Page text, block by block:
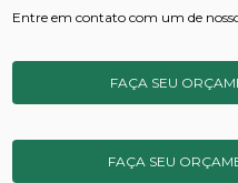
Entre em contato com um de
FAÇA SEU
FAÇA SEU